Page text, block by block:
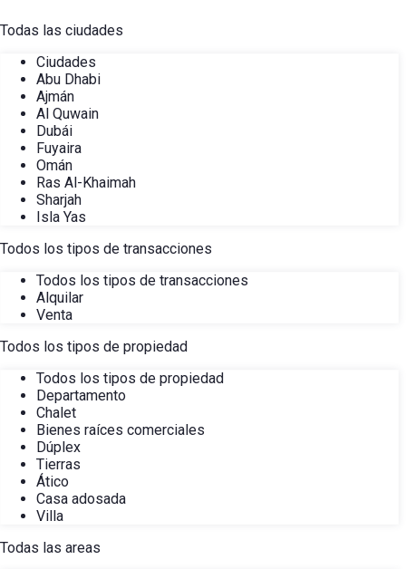
Todas las ciudades
Ciudades
Abu Dhabi
Ajmán
Al Quwain
Dubái
Fuyaira
Omán
Ras Al-Khaimah
Sharjah
Isla Yas
Todos los tipos de transacciones
Todos los tipos de transacciones
Alquilar
Venta
Todos los tipos de propiedad
Todos los tipos de propiedad
Departamento
Chalet
Bienes raíces comerciales
Dúplex
Tierras
Ático
Casa adosada
Villa
Todas las areas